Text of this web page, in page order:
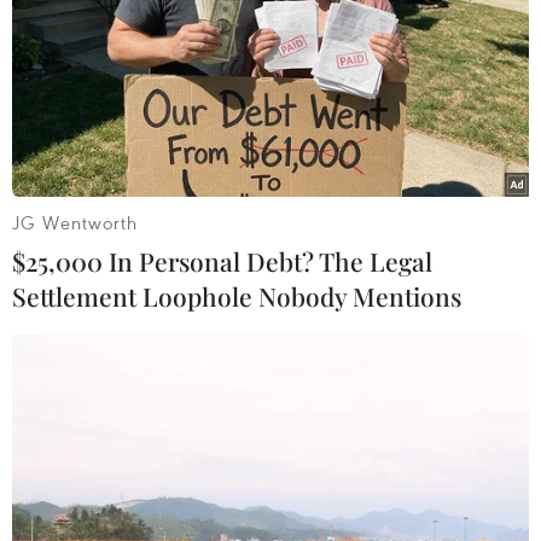
Trăng, dấy lên lo ngại về rác thải vũ
trụ
06/08/2026 10:24
Lần đầu tiên chụp được bề mặt Mặt
Trời với độ nét chưa từng có
06/08/2026 09:41
Việt Nam hướng tới làm
JG Wentworth
$25,000 In Personal Debt? The Legal
Settlement Loophole Nobody Mentions